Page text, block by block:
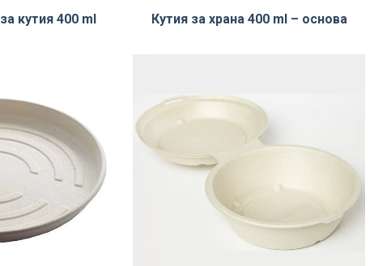
кутия 400 ml Кутия за храна 400 ml – основа